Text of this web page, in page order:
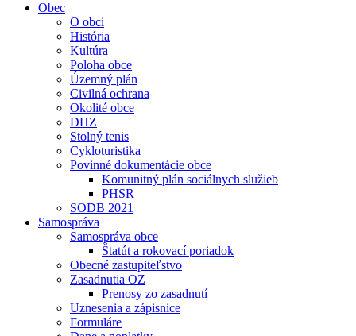
Obec
O obci
História
Kultúra
Poloha obce
Územný plán
Civilná ochrana
Okolité obce
DHZ
Stolný tenis
Cykloturistika
Povinné dokumentácie obce
Komunitný plán sociálnych služieb
PHSR
SODB 2021
Samospráva
Samospráva obce
Štatút a rokovací poriadok
Obecné zastupiteľstvo
Zasadnutia OZ
Prenosy zo zasadnutí
Uznesenia a zápisnice
Formuláre